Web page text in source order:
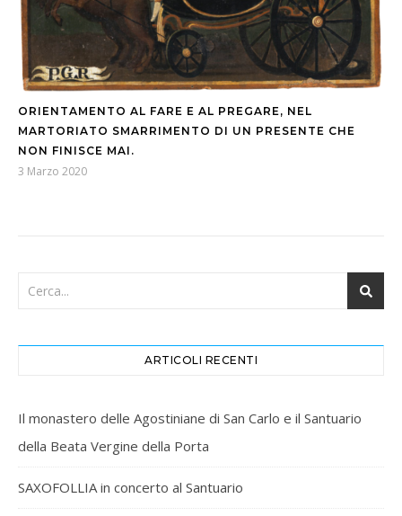
ORIENTAMENTO AL FARE E AL PREGARE, NEL
MARTORIATO SMARRIMENTO DI UN PRESENTE CHE
NON FINISCE MAI.
3 Marzo 2020
ARTICOLI RECENTI
Il monastero delle Agostiniane di San Carlo e il Santuario
della Beata Vergine della Porta
SAXOFOLLIA in concerto al Santuario